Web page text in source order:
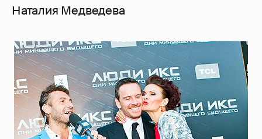
Наталия Медведева